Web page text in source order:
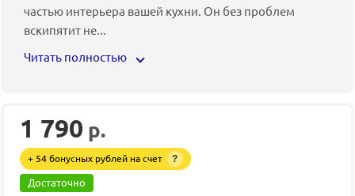
частью интерьера вашей кухни. Он без проблем
вскипятит не...
Читать полностью
1 790 р.
+ 54 бонусных рублей на счет ?
Достаточно